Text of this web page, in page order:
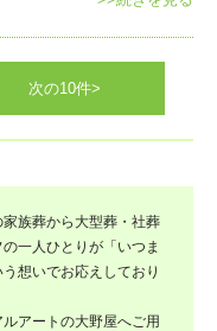
次の10件>
族葬から大型葬・社葬
一人ひとりが「いつま
想いでお応えしており
アートの大野屋へご用